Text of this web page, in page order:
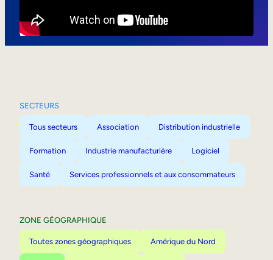
SECTEURS
Tous secteurs Association Distribution industrielle
Formation Industrie manufacturière Logiciel
Santé Services professionnels et aux consommateurs
ZONE GÉOGRAPHIQUE
Toutes zones géographiques Amérique du Nord